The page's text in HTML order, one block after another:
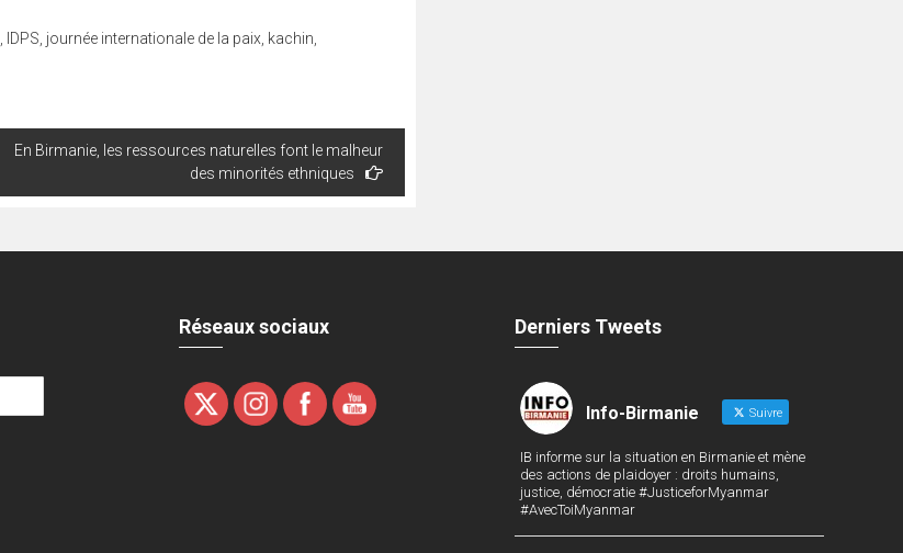
, IDPS, journée internationale de la paix, kachin,
En Birmanie, les ressources naturelles font le malheur
des minorités ethniques
Réseaux sociaux Derniers Tweets
Info-Birmanie Suivre
IB informe sur la situation en Birmanie et mène
des actions de plaidoyer : droits humains,
justice, démocratie #JusticeforMyanmar
#AvecToiMyanmar